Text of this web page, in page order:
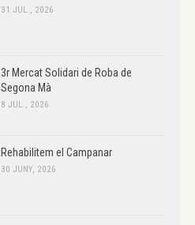
31 JUL., 2026
3r Mercat Solidari de Roba de
Segona Mà
8 JUL., 2026
Rehabilitem el Campanar
30 JUNY, 2026